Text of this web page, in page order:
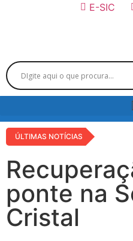
E-SIC
ÚLTIMAS NOTÍCIAS
ponte na
Cristal